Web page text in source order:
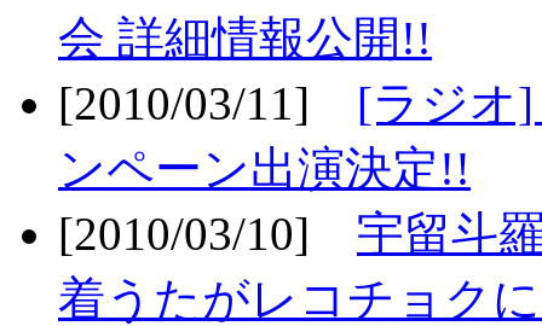
会 詳細情報公開!!
[2010/03/11] [ラジオ
ンペーン出演決定!!
[2010/03/10] 宇留斗
着うたがレコチョク